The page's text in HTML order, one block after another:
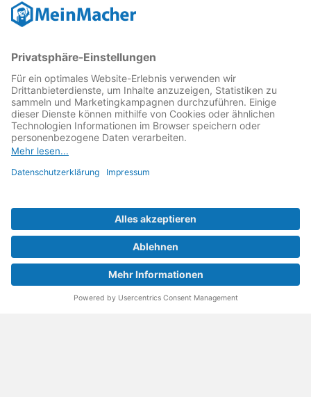
Reparatur Revolution
MeinMacher ist eine Marke derVangerow GmbH↗. Diese
kämpft als Gründungsmitglied desRunden Tisch
Reparatur↗ für eine Reparatur Revolution↗ und bessere
Reparaturbedingungen: Für Produkte, die sich gut
reparieren lassen, für günstigere Ersatzteile und den
Know-hows in Deutschland.
Weitere Informationen
Fachhändler finden
FAQ - häufig gestellte Fragen
Rechtliches